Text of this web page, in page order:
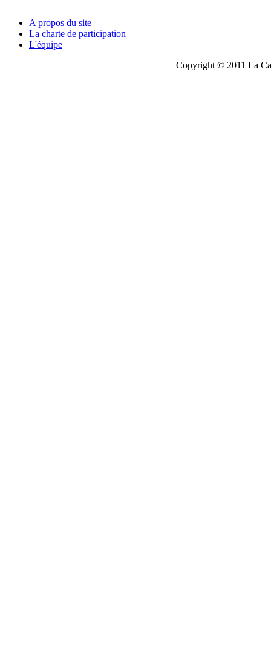
A propos du site
La charte de participation
L'équipe
Copyright © 2011 La